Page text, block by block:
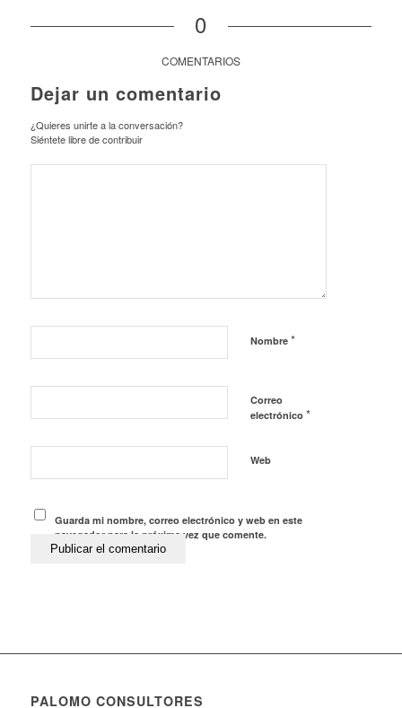
0
COMENTARIOS
Dejar un comentario
¿Quieres unirte a la conversación?
Siéntete libre de contribuir
Nombre *
Correo
electrónico *
Web
Guarda mi nombre, correo electrónico y web en este
navegador para la próxima vez que comente.
PALOMO CONSULTORES